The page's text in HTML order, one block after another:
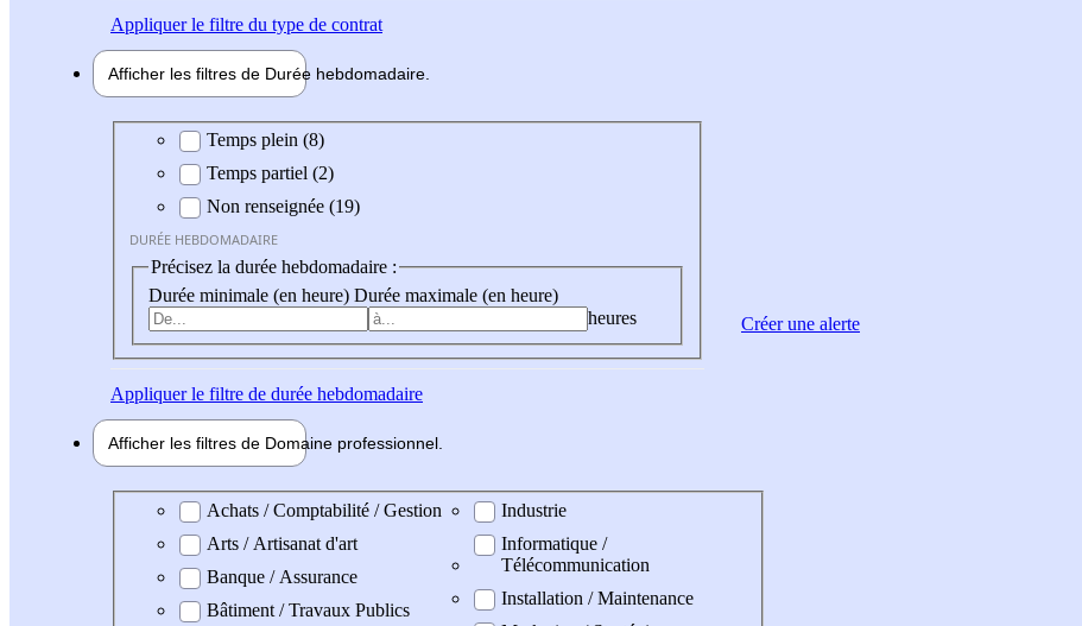
Appliquerle filtre du type de contrat
Afficher les filtres de Durée hebdomadaire
Durée hebdomadaire
Temps plein (8)
Temps partiel (2)
Non renseignée (19)
DURÉE HEBDOMADAIRE
Précisez la durée hebdomadaire :
Durée minimale (en heure) Durée maximale (en heure)
heures
Appliquerle filtre de durée hebdomadaire
Afficher les filtres de Domaine professionnel
Domaine professionel
Achats / Comptabilité / Gestion
Arts / Artisanat d'art
Banque / Assurance
Bâtiment / Travaux Publics
Industrie
Informatique /
Télécommunication
Installation / Maintenance
Créer une alerte